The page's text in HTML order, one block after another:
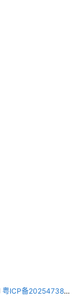
粤ICP备2025473821号-2